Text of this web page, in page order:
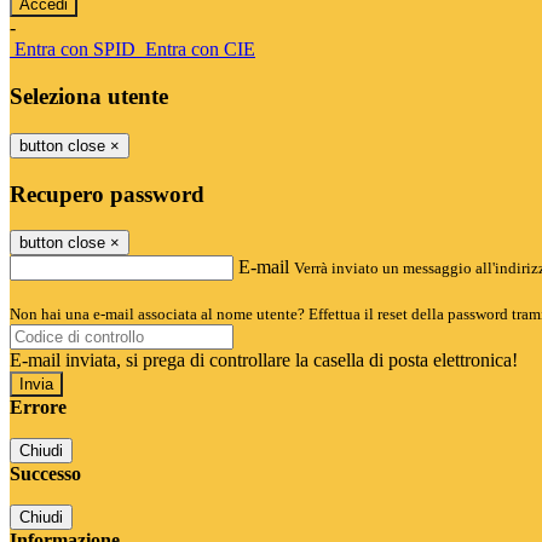
-
Entra con SPID Entra con CIE
Seleziona utente
button close ×
Recupero password
button close ×
E-mail Verrà inviato un messaggio
Non hai una e-mail associata al nome utente? Effettua il reset della password
E-mail inviata, si prega di controllare la casella di posta elettronica!
Errore
Chiudi
Successo
Chiudi